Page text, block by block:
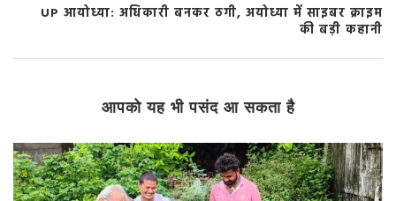
UP आयोध्या: अधिकारी बनकर ठगी, अयोध्या में साइबर क्राइम
की बड़ी कहानी
आपको यह भी पसंद आ सकता है